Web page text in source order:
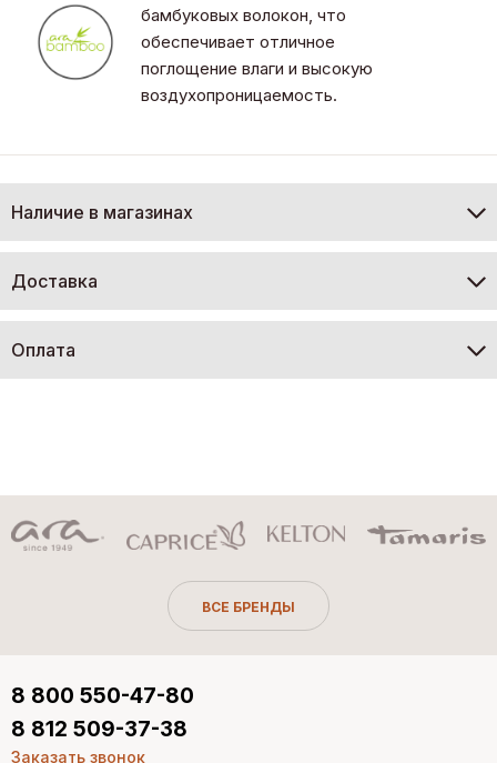
бамбуковых волокон, что
обеспечивает отличное
поглощение влаги и высокую
воздухопроницаемость.
Наличие в магазинах
Доставка
Оплата
ВСЕ БРЕНДЫ
8 800 550-47-80
8 812 509-37-38
Заказать звонок